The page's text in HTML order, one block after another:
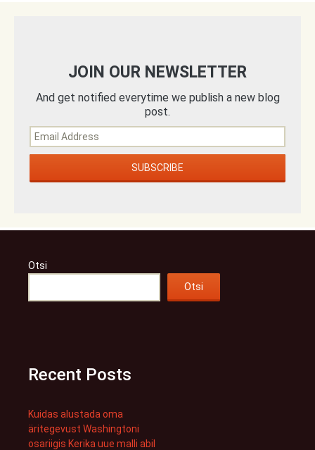
JOIN OUR NEWSLETTER
And get notified everytime we publish a new blog
post.
Otsi
Otsi
Recent Posts
Kuidas alustada oma
äritegevust Washingtoni
osariigis Kerika uue malli abil